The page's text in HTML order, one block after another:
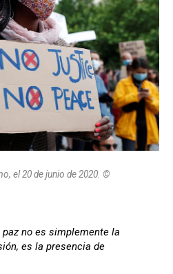
el 20 de junio de 2020. ©
paz no es simplemente la
es la presencia de